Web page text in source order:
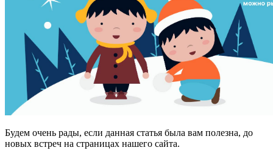
Будем очень рады, если данная статья была вам полезна, до
новых встреч на страницах нашего сайта.